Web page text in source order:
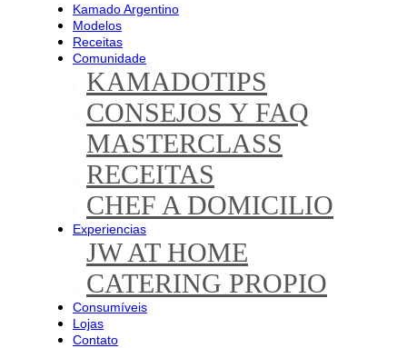
Kamado Argentino
Modelos
Receitas
Comunidade
KAMADOTIPS
CONSEJOS Y FAQ
MASTERCLASS
RECEITAS
CHEF A DOMICILIO
Experiencias
JW AT HOME
CATERING PROPIO
Consumíveis
Lojas
Contato